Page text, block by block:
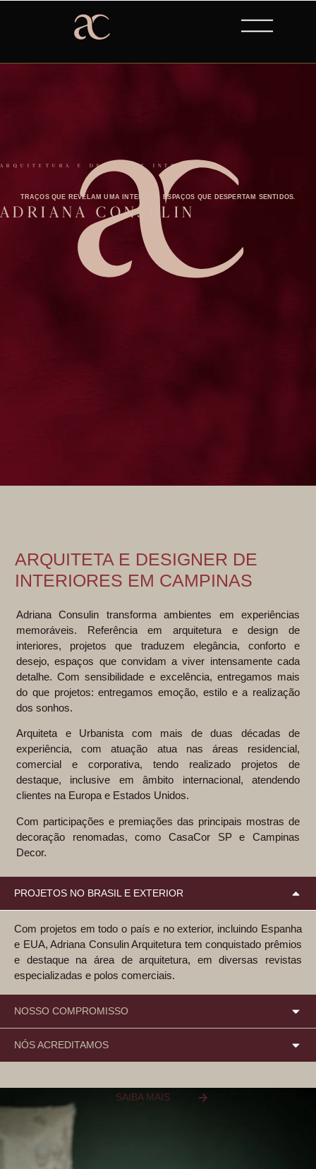
ADRIANA CONSULIN
ARQUITETURA E DESIGN DE INTERIORES
TRAÇOS QUE REVELAM UMA INTENÇÃO. ESPAÇOS QUE DESPERTAM SENTIDOS.
ARQUITETA E DESIGNER DE
INTERIORES EM CAMPINAS
Adriana Consulin transforma ambientes em experiências
memoráveis. Referência em arquitetura e design de
interiores, projetos que traduzem elegância, conforto e
desejo, espaços que convidam a viver intensamente cada
detalhe. Com sensibilidade e excelência, entregamos mais
do que projetos: entregamos emoção, estilo e a realização
dos sonhos.
Arquiteta e Urbanista com mais de duas décadas de
experiência, com atuação atua nas áreas residencial,
comercial e corporativa, tendo realizado projetos de
destaque, inclusive em âmbito internacional, atendendo
clientes na Europa e Estados Unidos.
Com participações e premiações das principais mostras de
decoração renomadas, como CasaCor SP e Campinas
Decor.
PROJETOS NO BRASIL E EXTERIOR
Com projetos em todo o país e no exterior, incluindo Espanha
e EUA, Adriana Consulin Arquitetura tem conquistado prêmios
e destaque na área de arquitetura, em diversas revistas
especializadas e polos comerciais.
NOSSO COMPROMISSO
NÓS ACREDITAMOS
SAIBA MAIS